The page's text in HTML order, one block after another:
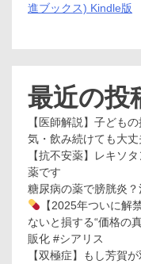
進ブックス) Kindle版
最近の投
【医師解説】子ども
気・飲み続けても大
【抗不安薬】レキソ
薬です
糖尿病の薬で膀胱炎
【2025年ついに解
ないと損する“価格の
販化 #シアリス
【双極症】もし芳賀